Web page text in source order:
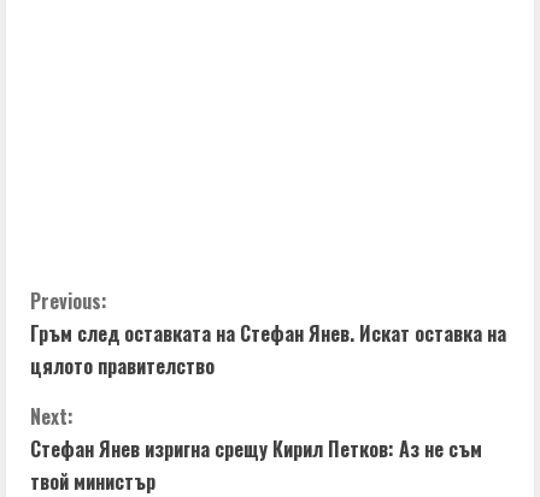
i
n
g
C
o
n
t
Previous:
Гръм след оставката на Стефан Янев. Искат оставка на
цялото правителство
Next:
Стефан Янев изригна срещу Кирил Петков: Аз не съм
твой министър